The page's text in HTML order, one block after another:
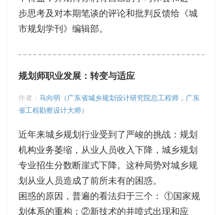
步思考及对本期笔谈的评论和批判反馈给《城
市规划学刊》编辑部。
规划师职业发展：转变与适应
作者： 马向明（广东省城乡规划设计研究院总工程师，广东
省工程勘察设计大师）
近年来城乡规划行业受到了严峻的挑战：规划
机构业务萎缩，从业人员收入下降，城乡规划
专业招生分数断崖式下降。这种局势对城乡规
划从业人员造成了前所未有的困惑。
困惑的原因，普遍的看法归于三个： ①国家规
划体系的重构；②新技术的井喷式出现和应